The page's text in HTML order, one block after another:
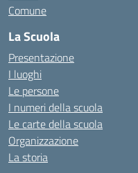
Comune
La Scuola
Presentazione
I luoghi
Le persone
I numeri della scuola
Le carte della scuola
Organizzazione
La storia